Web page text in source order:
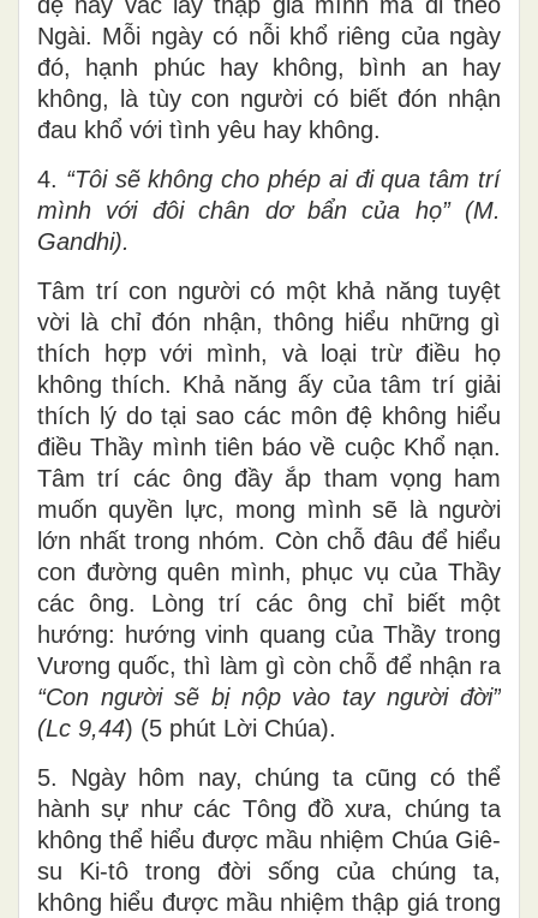
Ngài. Mỗi ngày có nỗi khổ riêng của ngày
đó, hạnh phúc hay không, bình an hay
không, là tùy con người có biết đón nhận
đau khổ với tình yêu hay không.
4. “Tôi sẽ không cho phép ai đi qua tâm trí
mình với đôi chân dơ bẩn của họ” (M.
Gandhi).
Tâm trí con người có một khả năng tuyệt
vời là chỉ đón nhận, thông hiểu những gì
thích hợp với mình, và loại trừ điều họ
không thích. Khả năng ấy của tâm trí giải
thích lý do tại sao các môn đệ không hiểu
điều Thầy mình tiên báo về cuộc Khổ nạn.
Tâm trí các ông đầy ắp tham vọng ham
muốn quyền lực, mong mình sẽ là người
lớn nhất trong nhóm. Còn chỗ đâu để hiểu
con đường quên mình, phục vụ của Thầy
các ông. Lòng trí các ông chỉ biết một
hướng: hướng vinh quang của Thầy trong
Vương quốc, thì làm gì còn chỗ để nhận ra
“Con người sẽ bị nộp vào tay người đời”
(Lc 9,44) (5 phút Lời Chúa).
5. Ngày hôm nay, chúng ta cũng có thể
hành sự như các Tông đồ xưa, chúng ta
không thể hiểu được mầu nhiệm Chúa Giê-
su Ki-tô trong đời sống của chúng ta,
không hiểu được mầu nhiệm thập giá trong